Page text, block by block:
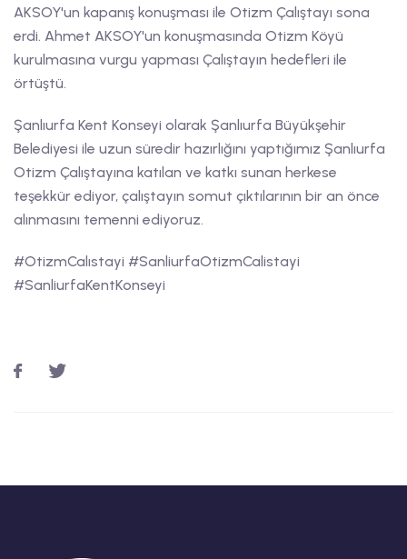
AKSOY'un kapanış konuşması ile Otizm Çalıştayı sona
erdi. Ahmet AKSOY'un konuşmasında Otizm Köyü
kurulmasına vurgu yapması Çalıştayın hedefleri ile
örtüştü.
Şanlıurfa Kent Konseyi olarak Şanlıurfa Büyükşehir
Belediyesi ile uzun süredir hazırlığını yaptığımız Şanlıurfa
Otizm Çalıştayına katılan ve katkı sunan herkese
teşekkür ediyor, çalıştayın somut çıktılarının bir an önce
alınmasını temenni ediyoruz.
#OtizmCalıstayi #SanliurfaOtizmCalistayi
#SanliurfaKentKonseyi